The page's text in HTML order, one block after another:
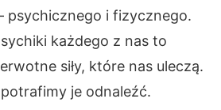
psychicznego i fizycznego.
każdego z nas to
siły, które nas uleczą.
je odnaleźć.